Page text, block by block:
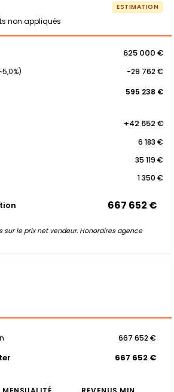
non appliqués
ESTIMATION
625 000 €
-29 762 €
595 238 €
+42 652 €
6 183 €
35 119 €
1 350 €
667 652 €
sur le prix net vendeur. Honoraires agence
667 652 €
667 652 €